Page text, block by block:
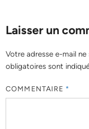
Laisser un
Votre adresse e-mail ne
obligatoires sont
COMMENTAIRE *